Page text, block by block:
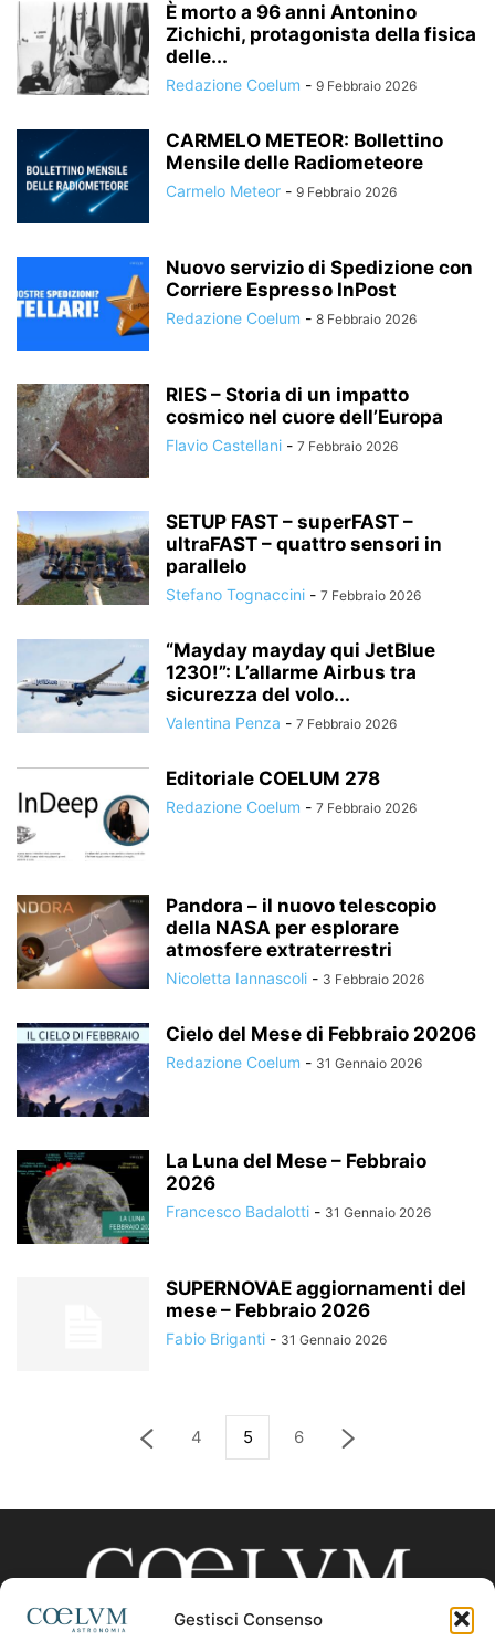
Gestisci Consenso
È morto a 96 anni Antonino
Zichichi, protagonista della fisica
delle...
Redazione Coelum - 9 Febbraio 2026
CARMELO METEOR: Bollettino
Mensile delle Radiometeore
Carmelo Meteor - 9 Febbraio 2026
Nuovo servizio di Spedizione con
Corriere Espresso InPost
Redazione Coelum - 8 Febbraio 2026
RIES – Storia di un impatto
cosmico nel cuore dell’Europa
Flavio Castellani - 7 Febbraio 2026
SETUP FAST – superFAST –
ultraFAST – quattro sensori in
parallelo
Stefano Tognaccini - 7 Febbraio 2026
“Mayday mayday qui JetBlue
1230!”: L’allarme Airbus tra
sicurezza del volo...
Valentina Penza - 7 Febbraio 2026
Editoriale COELUM 278
Redazione Coelum - 7 Febbraio 2026
Pandora – il nuovo telescopio
della NASA per esplorare
atmosfere extraterrestri
Nicoletta Iannascoli - 3 Febbraio 2026
Cielo del Mese di Febbraio 20206
Redazione Coelum - 31 Gennaio 2026
La Luna del Mese – Febbraio
2026
Francesco Badalotti - 31 Gennaio 2026
SUPERNOVAE aggiornamenti del
mese – Febbraio 2026
Fabio Briganti - 31 Gennaio 2026
4 5 6